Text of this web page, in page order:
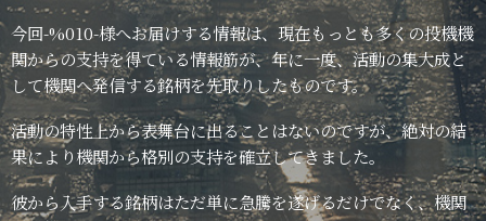
今回-%010-様へお届けする情報は、現在もっとも多くの投機機
関からの支持を得ている情報筋が、年に一度、活動の集大成と
して機関へ発信する銘柄を先取りしたものです。
活動の特性上から表舞台に出ることはないのですが、絶対の結
果により機関から格別の支持を確立してきました。
彼から入手する銘柄はただ単に急騰を遂げるだけでなく、機関